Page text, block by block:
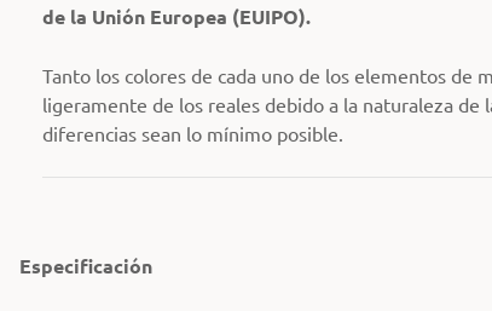
de la Unión Europea (EUIPO).
Tanto los colores de cada uno de los elementos de
ligeramente de los reales debido a la naturaleza
diferencias sean lo mínimo posible.
Especificación